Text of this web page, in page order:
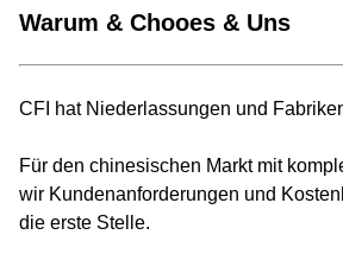
Warum & Chooes & Uns
CFI hat Niederlassungen und
Für den chinesischen Markt mit
wir Kundenanforderungen und
die erste Stelle.